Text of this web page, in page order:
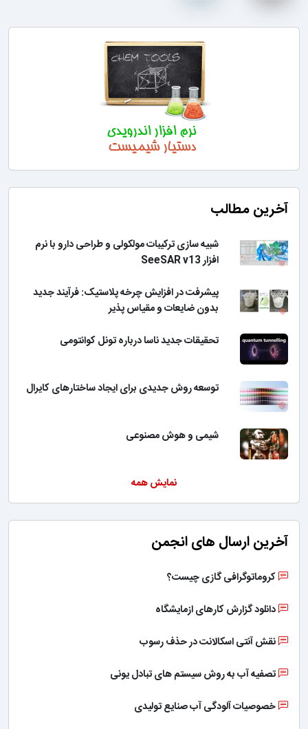
آخرین مطالب
شبیه سازی ترکیبات مولکولی و طراحی دارو با نرم
افزار SeeSAR v13
پیشرفت در افزایش چرخه پلاستیک: فرآیند جدید
بدون ضایعات و مقیاس پذیر
تحقیقات جدید ناسا درباره تونل کوانتومی
توسعه روش جدیدی برای ایجاد ساختارهای کایرال
شیمی و هوش مصنوعی
نمایش همه
آخرین ارسال های انجمن
کروماتوگرافی گازی چیست؟
دانلود گزارش کارهای ازمایشگاه
نقش آنتی اسکالانت در حذف رسوب
تصفیه آب به روش سیستم های تبادل یونی
خصوصیات آلودگی آب صنایع تولیدی